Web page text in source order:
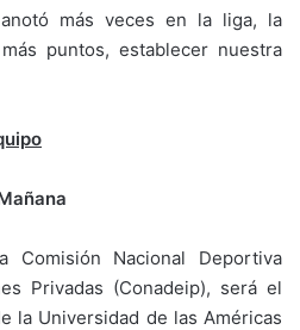
más veces en la liga, la
puntos, establecer nuestra
Nacional Deportiva
Privadas (Conadeip), será el
la Universidad de las Américas